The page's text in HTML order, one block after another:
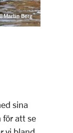
Berg
sina
för att se